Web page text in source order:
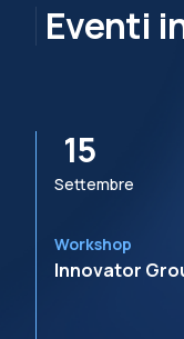
Eventi
15
Settembre
Workshop
Innovator